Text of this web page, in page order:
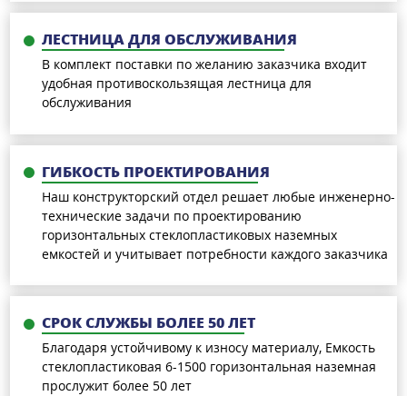
ЛЕСТНИЦА ДЛЯ ОБСЛУЖИВАНИЯ
В комплект поставки по желанию заказчика входит
удобная противоскользящая лестница для
обслуживания
ГИБКОСТЬ ПРОЕКТИРОВАНИЯ
Наш конструкторский отдел решает любые инженерно-
технические задачи по проектированию
горизонтальных стеклопластиковых наземных
емкостей и учитывает потребности каждого заказчика
СРОК СЛУЖБЫ БОЛЕЕ 50 ЛЕТ
Благодаря устойчивому к износу материалу, Емкость
стеклопластиковая 6-1500 горизонтальная наземная
прослужит более 50 лет